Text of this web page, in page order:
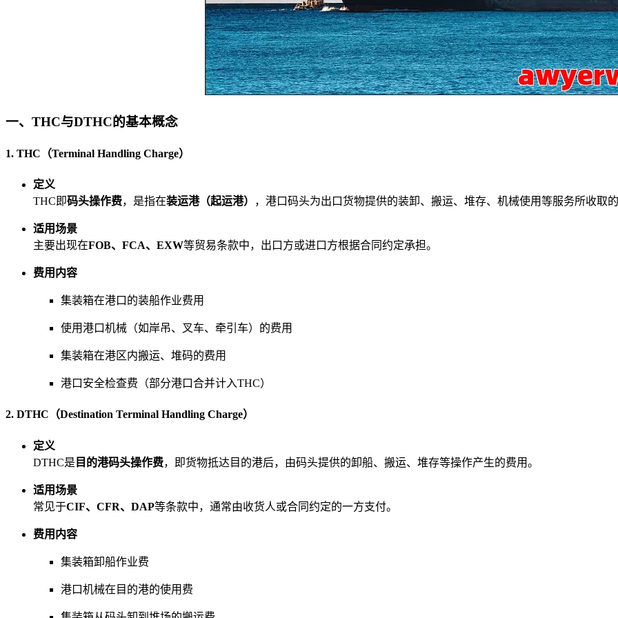
一、THC与DTHC的基本概念
1. THC（Terminal Handling Charge）
定义
THC即码头操作费，是指在装运港（起运港） ，港口码头为出口货物提供的装卸、搬运、堆存、机械使用等服务所收取
适用场景
主要出现在FOB、FCA、EXW等贸易条款中，出口方或进口方根据合同约定承担。
费用内容
集装箱在港口的装船作业费用
使用港口机械（如岸吊、叉车、牵引车）的费用
集装箱在港区内搬运、堆码的费用
港口安全检查费（部分港口合并计入THC）
2. DTHC（Destination Terminal Handling Charge）
定义
DTHC是 目的港码头操作费，即货物抵达目的港后，由码头提供的卸船、搬运、堆存等操作产生的费用。
适用场景
常见于CIF、CFR、DAP等条款中，通常由收货人或合同约定的一方支付。
费用内容
集装箱卸船作业费
港口机械在目的港的使用费